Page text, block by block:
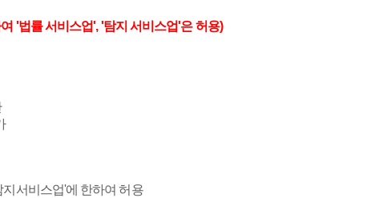
'법률 서비스업', '탐지 서비스업'은 허용)
서비스업'에 한하여 허용